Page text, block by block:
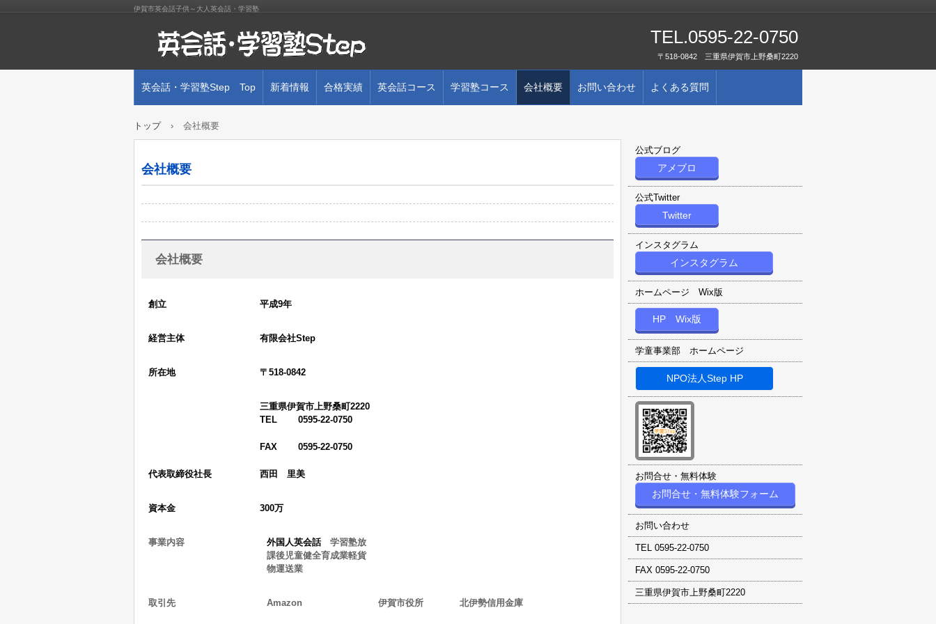
伊賀市英会話子供～大人英会話・学習塾
TEL.0595-22-0750
〒518-0842 三重県伊賀市上野桑町2220
英会話・学習塾Step Top 新着情報 合格実績 英会話コース 学習塾コース 会社概要 お問い合わせ よくある質問
トップ › 会社概要
会社概要
会社概要
創立 平成9年
経営主体 有限会社Step
所在地 〒518-0842
三重県伊賀市上野桑町2220
TEL 0595-22-0750
FAX 0595-22-0750
代表取締役社長 西田 里美
資本金 300万
事業内容 外国人英会話学習塾放
課後児童健全育成業軽貨
物運送業
取引先 Amazon 伊賀市役所 北伊勢信用金庫
公式ブログ
アメブロ
公式Twitter
Twitter
インスタグラム
インスタグラム
ホームページ Wix版
HP Wix版
学童事業部 ホームページ
NPO法人Step HP
お問合せ・無料体験
お問合せ・無料体験フォーム
お問い合わせ
TEL 0595-22-0750
FAX 0595-22-0750
三重県伊賀市上野桑町2220